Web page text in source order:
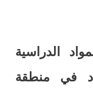
الدراسية
في منطقة